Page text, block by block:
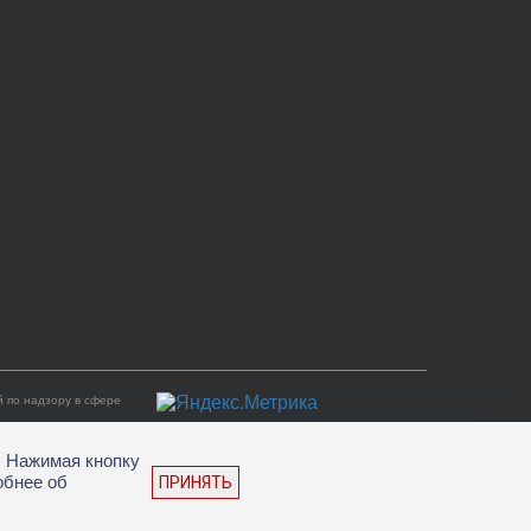
надзору в сфере
Нажимая кнопку
об
ПРИНЯТЬ